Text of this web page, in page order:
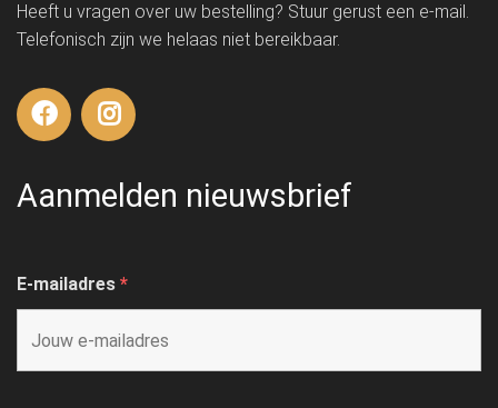
Heeft u vragen over uw bestelling? Stuur gerust een e-mail.
Telefonisch zijn we helaas niet bereikbaar.
Aanmelden nieuwsbrief
E-mailadres *